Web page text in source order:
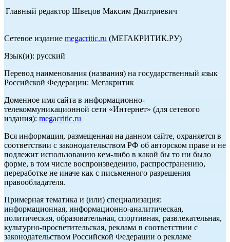
Главный редактор Швецов Максим Дмитриевич
Сетевое издание megacritic.ru (МЕГАКРИТИК.РУ)
Язык(и): русский
Перевод наименования (названия) на государственный язык
Российской Федерации: Мегакритик
Доменное имя сайта в информационно-
телекоммуникационной сети «Интернет» (для сетевого
издания): megacritic.ru
Вся информация, размещенная на данном сайте, охраняется в
соответствии с законодательством РФ об авторском праве и не
подлежит использованию кем-либо в какой бы то ни было
форме, в том числе воспроизведению, распространению,
переработке не иначе как с письменного разрешения
правообладателя.
Примерная тематика и (или) специализация:
информационная, информационно-аналитическая,
политическая, образовательная, спортивная, развлекательная,
культурно-просветительская, реклама в соответствии с
законодательством Российской Федерации о рекламе